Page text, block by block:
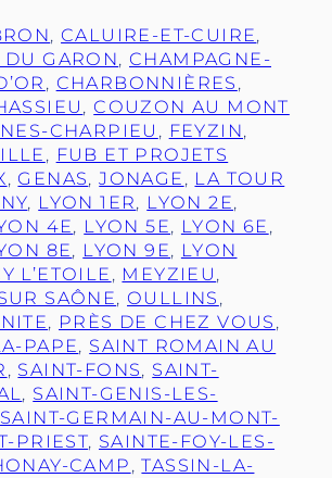
, CALUIRE-ET-CUIRE
DU GARON, CHAMPAGNE-
, CHARBONNIÈRES
, COUZON AU MONT
CHARPIEU , FEYZIN
, FUB ET PROJETS
, GENAS, JONAGE , LA TOUR
, LYON 1ER, LYON 2E
4E, LYON 5E, LYON 6E
8E, LYON 9E, LYON
L’ETOILE , MEYZIEU
SAÔNE, OULLINS
, PRÈS DE CHEZ VOUS
PAPE, SAINT ROMAIN AU
, SAINT-FONS, SAINT-
, SAINT-GENIS-LES-
SAINT-GERMAIN-AU-MONT-
PRIEST, SAINTE-FOY-LES-
CAMP , TASSIN-LA-